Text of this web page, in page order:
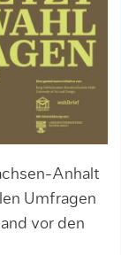
Anhalt
Umfragen
vor den